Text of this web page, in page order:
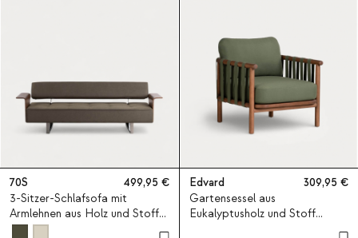
70S
499,95
3-Sitzer-Schlafsofa mit
Armlehnen aus Holz und Stoff
New 70S
Edvard
309,95
Gartensessel aus
Eukalyptusholz und Stoff